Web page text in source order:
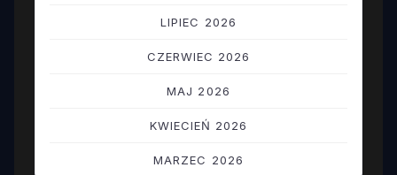
LIPIEC 2026
CZERWIEC 2026
MAJ 2026
KWIECIEŃ 2026
MARZEC 2026